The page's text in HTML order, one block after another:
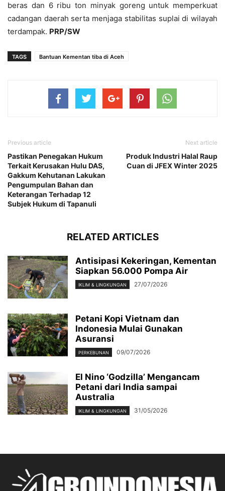
beras dan 6 ribu ton minyak goreng untuk memperkuat
cadangan daerah serta menjaga stabilitas suplai di wilayah
terdampak. PRP/SW
TAGS Bantuan Kementan tiba di Aceh
Previous article
Pastikan Penegakan Hukum
Terkait Kerusakan Hulu DAS,
Gakkum Kehutanan Lakukan
Pengumpulan Bahan dan
Keterangan Terhadap 12
Subjek Hukum di Tapanuli
Next article
Produk Industri Halal Raup
Cuan di JFEX Winter 2025
RELATED ARTICLES
Antisipasi Kekeringan, Kementan
Siapkan 56.000 Pompa Air
IKLIM & LINGKUNGAN 27/07/2026
Petani Kopi Vietnam dan
Indonesia Mulai Gunakan
Asuransi
PERKEBUNAN 09/07/2026
El Nino ‘Godzilla’ Mengancam
Petani dari India sampai
Australia
IKLIM & LINGKUNGAN 31/05/2026